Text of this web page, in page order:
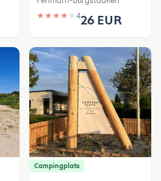
★ ★ ★ ★ ★ 426 EUR
Campingplats